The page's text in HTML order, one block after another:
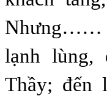
Nhưng……
lạnh lùng,
Thầy; đến